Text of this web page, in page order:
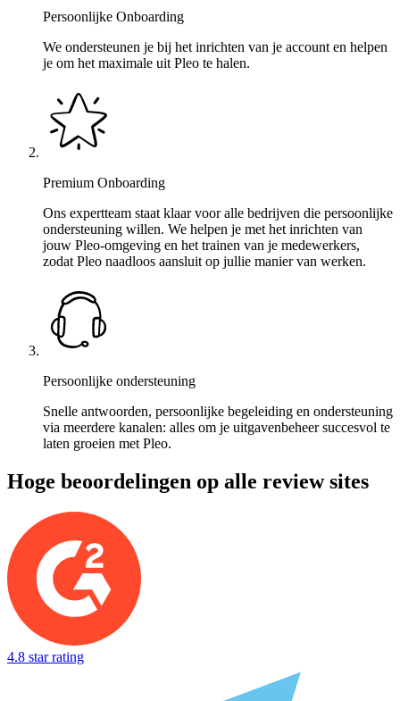
Persoonlijke Onboarding
We ondersteunen je bij het inrichten van je account en helpen
je om het maximale uit Pleo te halen.
Premium Onboarding
Ons expertteam staat klaar voor alle bedrijven die persoonlijke
ondersteuning willen. We helpen je met het inrichten van
jouw Pleo-omgeving en het trainen van je medewerkers,
zodat Pleo naadloos aansluit op jullie manier van werken.
Persoonlijke ondersteuning
Snelle antwoorden, persoonlijke begeleiding en ondersteuning
via meerdere kanalen: alles om je uitgavenbeheer succesvol te
laten groeien met Pleo.
Hoge beoordelingen op alle review sites
4.8 star rating